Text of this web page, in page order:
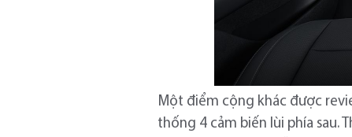
Một điểm cộng khác được
thống 4 cảm biến lùi phía sau.